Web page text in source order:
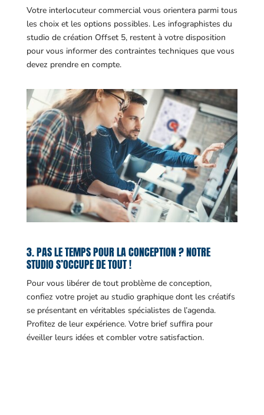
Votre interlocuteur commercial vous orientera parmi tous
les choix et les options possibles. Les infographistes du
studio de création Offset 5, restent à votre disposition
pour vous informer des contraintes techniques que vous
devez prendre en compte.
3. PAS LE TEMPS POUR LA CONCEPTION ? NOTRE
STUDIO S’OCCUPE DE TOUT !
Pour vous libérer de tout problème de conception,
confiez votre projet au studio graphique dont les créatifs
se présentant en véritables spécialistes de l’agenda.
Profitez de leur expérience. Votre brief suffira pour
éveiller leurs idées et combler votre satisfaction.